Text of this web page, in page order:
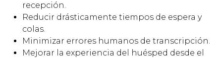
recepción.
Reducir drásticamente tiempos de espera y
colas.
Minimizar errores humanos de transcripción.
Mejorar la experiencia del huésped desde el